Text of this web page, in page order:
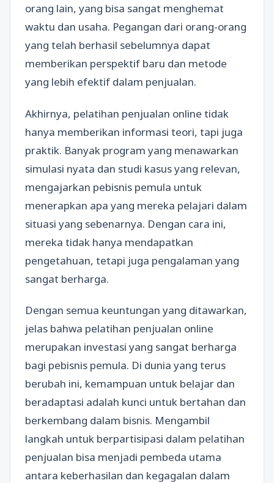
orang lain, yang bisa sangat menghemat
waktu dan usaha. Pegangan dari orang-orang
yang telah berhasil sebelumnya dapat
memberikan perspektif baru dan metode
yang lebih efektif dalam penjualan.
Akhirnya, pelatihan penjualan online tidak
hanya memberikan informasi teori, tapi juga
praktik. Banyak program yang menawarkan
simulasi nyata dan studi kasus yang relevan,
mengajarkan pebisnis pemula untuk
menerapkan apa yang mereka pelajari dalam
situasi yang sebenarnya. Dengan cara ini,
mereka tidak hanya mendapatkan
pengetahuan, tetapi juga pengalaman yang
sangat berharga.
Dengan semua keuntungan yang ditawarkan,
jelas bahwa pelatihan penjualan online
merupakan investasi yang sangat berharga
bagi pebisnis pemula. Di dunia yang terus
berubah ini, kemampuan untuk belajar dan
beradaptasi adalah kunci untuk bertahan dan
berkembang dalam bisnis. Mengambil
langkah untuk berpartisipasi dalam pelatihan
penjualan bisa menjadi pembeda utama
antara keberhasilan dan kegagalan dalam